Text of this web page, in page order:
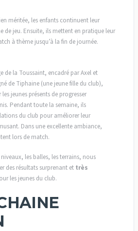
méritée, les enfants continuent leur
de jeu. Ensuite, ils mettent en pratique leur
à thème jusqu’à la fin de journée.
de la Toussaint, encadré par Axel et
de Tiphaine (une jeune fille du club),
jeunes présents de progresser
Pendant toute la semaine, ils
du club pour améliorer leur
Dans une excellente ambiance,
lors de match.
les balles, les terrains, nous
des résultats surprenant et très
les jeunes du club.